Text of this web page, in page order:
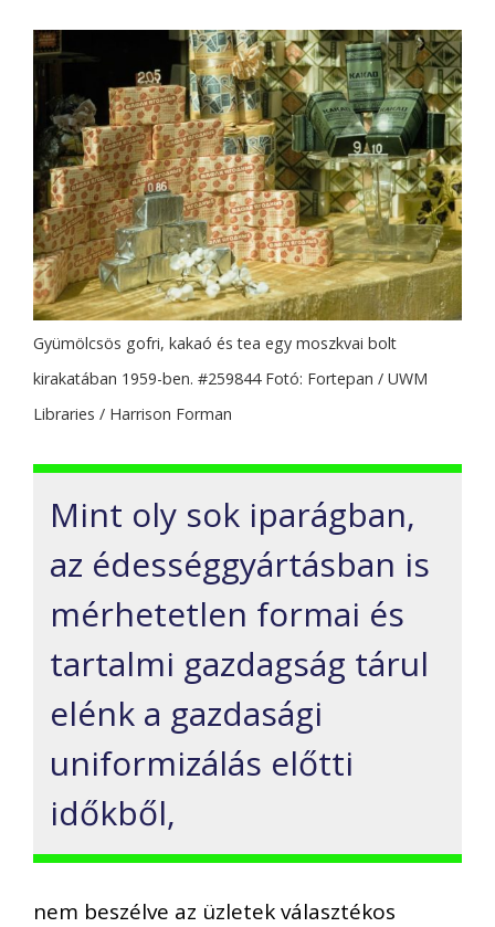
Gyümölcsös gofri, kakaó és tea egy moszkvai bolt
kirakatában 1959-ben. #259844 Fotó: Fortepan / UWM
Libraries / Harrison Forman
Mint oly sok iparágban,
az édességgyártásban is
mérhetetlen formai és
tartalmi gazdagság tárul
elénk a gazdasági
uniformizálás előtti
időkből,
nem beszélve az üzletek választékos